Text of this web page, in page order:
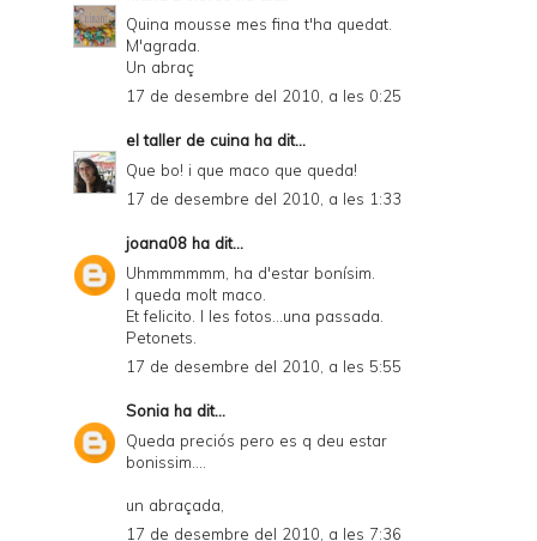
Quina mousse mes fina t'ha quedat.
M'agrada.
Un abraç
17 de desembre del 2010, a les 0:25
el taller de cuina ha dit...
Que bo! i que maco que queda!
17 de desembre del 2010, a les 1:33
joana08 ha dit...
Uhmmmmmm, ha d'estar bonísim.
I queda molt maco.
Et felicito. I les fotos...una passada.
Petonets.
17 de desembre del 2010, a les 5:55
Sonia ha dit...
Queda preciós pero es q deu estar
bonissim....
un abraçada,
17 de desembre del 2010, a les 7:36